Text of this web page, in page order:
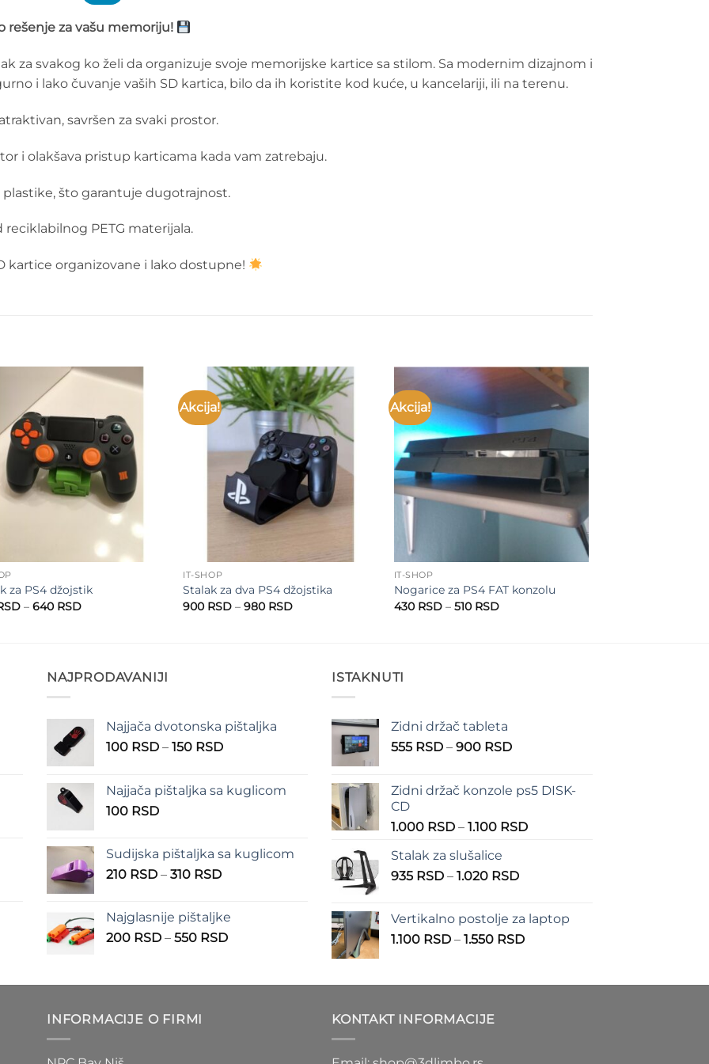
rešenje za vašu memoriju!
za svakog ko želi da organizuje svoje memorijske kartice sa stilom. Sa modernim dizajnom i
i lako čuvanje vaših SD kartica, bilo da ih koristite kod kuće, u kancelariji, ili na terenu.
savršen za svaki prostor.
i olakšava pristup karticama kada vam zatrebaju.
plastike, što garantuje dugotrajnost.
PETG materijala.
kartice organizovane i lako dostupne!
wishlist
za PS4 džojstik
– 640 RSDRaspon
Akcija!
Add to
wishlist
IT-SHOP
Stalak za dva PS4 džojstika
900 RSD – 980 RSDRaspon
Akcija!
Add to
IT-SHOP
Nogarice za PS4 FAT konzolu
430 RSD – 510 RSDRaspon
NAJPRODAVANIJI
Najjača dvotonska pištaljka
100 RSD – 150 RSDRaspon
100 RSD
Najjača pištaljka sa kuglicom
100 RSD
Sudijska pištaljka sa kuglicom
210 RSD – 310 RSDRaspon
210 RSD
do
Najglasnije pištaljke
200 RSD – 550 RSDRaspon
200 RSD
ISTAKNUTI
Zidni držač tableta
555 RSD – 900 RSDRaspon
555 RSD
900 RSD
Zidni držač konzole ps5 DISK-
CD
1.000 RSD – 1.100 RSDRaspon
Stalak za slušalice
935 RSD – 1.020 RSDRaspon
935 RSD
do
Vertikalno postolje za laptop
1.100 RSD – 1.550 RSDRaspon
1.100 RSD
INFORMACIJE O FIRMI KONTAKT INFORMACIJE